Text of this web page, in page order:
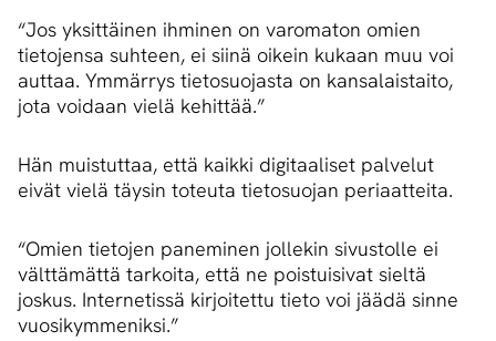
“Jos yksittäinen ihminen on varomaton omien
tietojensa suhteen, ei siinä oikein kukaan muu voi
auttaa. Ymmärrys tietosuojasta on kansalaistaito,
jota voidaan vielä kehittää.”
Hän muistuttaa, että kaikki digitaaliset palvelut
eivät vielä täysin toteuta tietosuojan periaatteita.
“Omien tietojen paneminen jollekin sivustolle ei
välttämättä tarkoita, että ne poistuisivat sieltä
joskus. Internetissä kirjoitettu tieto voi jäädä sinne
vuosikymmeniksi.”